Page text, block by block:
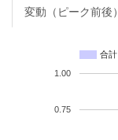
変動（ピーク前後）
合計
0.75
1.00